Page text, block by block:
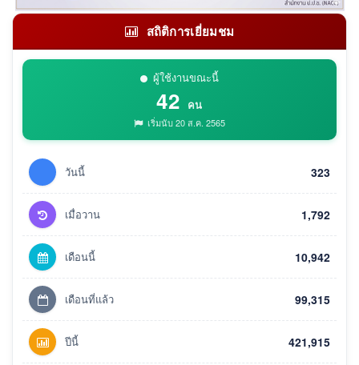
สถิติการเยี่ยมชม
ผู้ใช้งานขณะนี้
42 คน
เริ่มนับ 20 ส.ค. 2565
วันนี้ 323
เมื่อวาน 1,792
เดือนนี้ 10,942
เดือนที่แล้ว 99,315
ปีนี้ 421,915